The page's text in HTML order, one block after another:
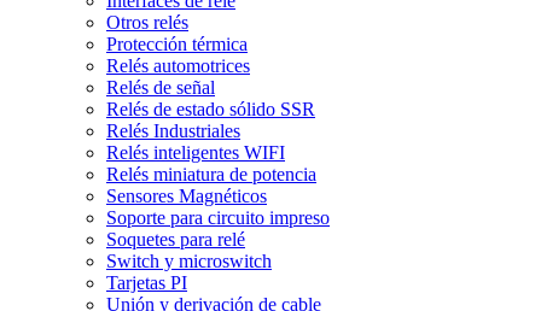
Otros relés
Protección térmica
Relés automotrices
Relés de señal
Relés de estado sólido SSR
Relés Industriales
Relés inteligentes WIFI
Relés miniatura de potencia
Sensores Magnéticos
Soporte para circuito impreso
Soquetes para relé
Switch y microswitch
Tarjetas PI
Unión y derivación de cable